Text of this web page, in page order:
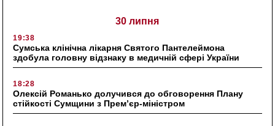
30 липня
19:38
Сумська клінічна лікарня Святого Пантелеймона
здобула головну відзнаку в медичній сфері України
18:28
Олексій Романько долучився до обговорення Плану
стійкості Сумщини з Прем’єр-міністром